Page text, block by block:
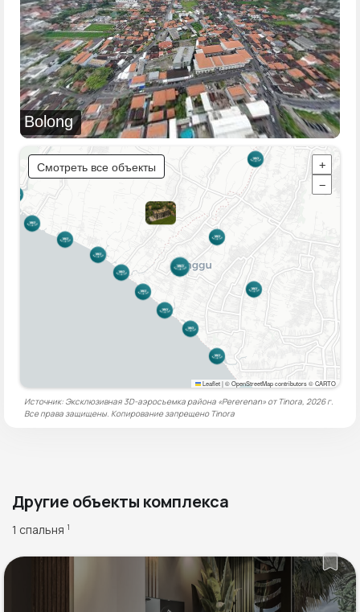
Bolong
Смотреть все объекты
+
−
Leaflet|© OpenStreetMap contributors © CARTO
Источник: Эксклюзивная 3D-аэросъемка района «Pererenan» от Tinora, 2026 г.
Все права защищены. Копирование запрещено Tinora
Другие объекты комплекса
1 спальня 1